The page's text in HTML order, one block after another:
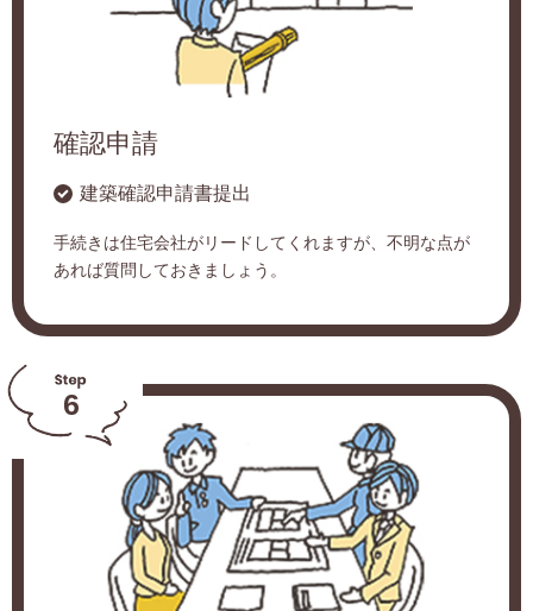
確認申請
建築確認申請書提出
手続きは住宅会社がリードしてくれますが、不明な点が
あれば質問しておきましょう。
6